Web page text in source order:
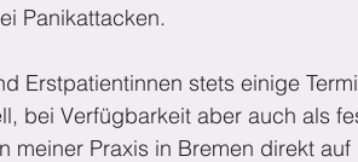
Panikattacken.
Erstpatientinnen stets einige
bei Verfügbarkeit aber auch als
meiner Praxis in Bremen direkt auf